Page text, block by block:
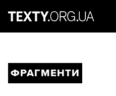
ФРАГМЕНТИ